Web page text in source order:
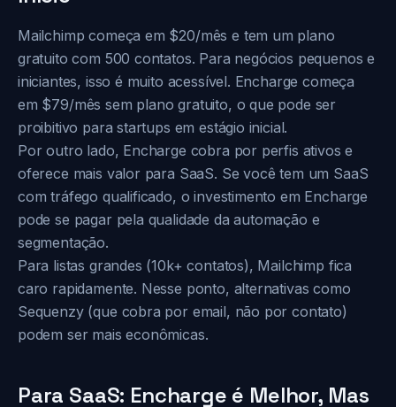
Mailchimp começa em $20/mês e tem um plano
gratuito com 500 contatos. Para negócios pequenos e
iniciantes, isso é muito acessível. Encharge começa
em $79/mês sem plano gratuito, o que pode ser
proibitivo para startups em estágio inicial.
Por outro lado, Encharge cobra por perfis ativos e
oferece mais valor para SaaS. Se você tem um SaaS
com tráfego qualificado, o investimento em Encharge
pode se pagar pela qualidade da automação e
segmentação.
Para listas grandes (10k+ contatos), Mailchimp fica
caro rapidamente. Nesse ponto, alternativas como
Sequenzy (que cobra por email, não por contato)
podem ser mais econômicas.
Para SaaS: Encharge é Melhor, Mas